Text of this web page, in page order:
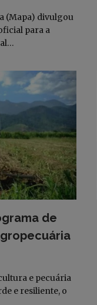
(Mapa) divulgou
para a
de
e pecuária
e resiliente, o